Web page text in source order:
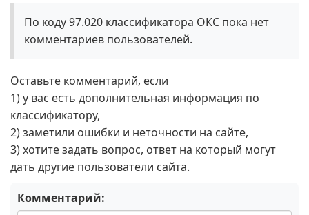
По коду 97.020 классификатора ОКС пока нет
комментариев пользователей.
Оставьте комментарий, если
1) у вас есть дополнительная информация по
классификатору,
2) заметили ошибки и неточности на сайте,
3) хотите задать вопрос, ответ на который могут
дать другие пользователи сайта.
Комментарий: